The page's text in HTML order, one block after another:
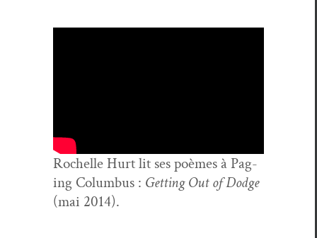
Rochelle Hurt lit ses poèmes à Pag­
ing Colum­bus : Get­ting Out of Dodge
(mai 2014).